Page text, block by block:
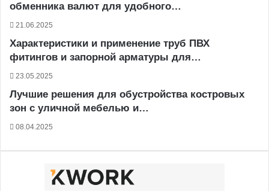
обменника валют для удобного…
21.06.2025
Характеристики и применение труб ПВХ
фитингов и запорной арматуры для…
23.05.2025
Лучшие решения для обустройства костровых
зон с уличной мебелью и…
08.04.2025